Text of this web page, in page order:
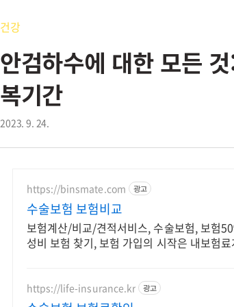
건강
안검하수에 대한 모든
복기간
2023. 9. 24.
https://binsmate.com 광고
수술보험 보험비교
보험계산/비교/견적서비스, 수술보험, 보험
성비 보험 찾기, 보험 가입의 시작은 내보험
https://life-insurance.kr 광고